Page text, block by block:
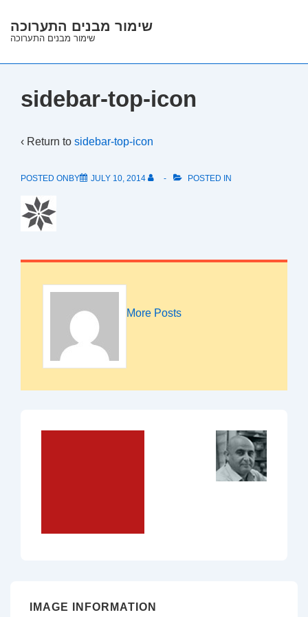
Skip
Main
שימור מבנים התערוכה
שימור מבנים התערוכה
sidebar-top-icon
‹ Return to sidebar-top-icon
POSTED ONBY JULY 10, 2014 POSTED IN
More Posts
IMAGE INFORMATION